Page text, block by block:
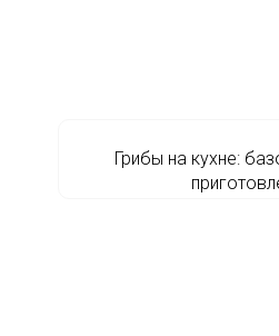
Грибы на кухне: